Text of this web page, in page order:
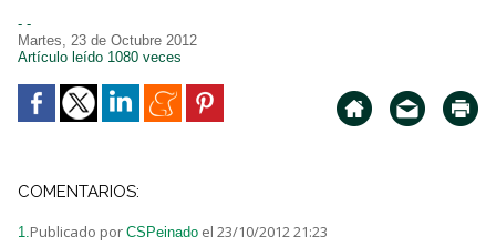
- -
Martes, 23 de Octubre 2012
Artículo leído 1080 veces
COMENTARIOS:
1.Publicado por CSPeinado el 23/10/2012 21:23